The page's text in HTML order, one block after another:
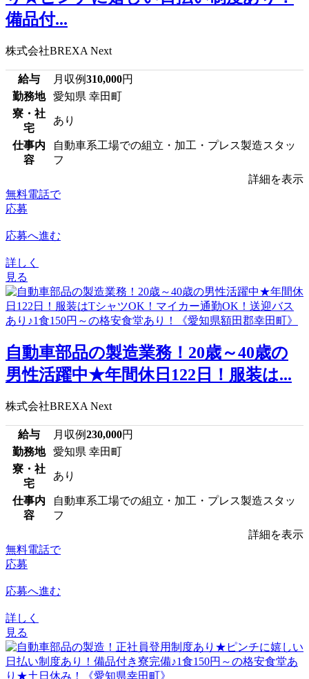
備品付...
株式会社BREXA Next
給与 月収例310,000円
勤務地
愛知県 幸田町
寮・社
宅
あり
仕事内
容
自動車系工場での組立・加工・プレス製造スタッ
フ
詳細を表示
無料電話で
応募
応募へ進む
詳しく
見る
自動車部品の製造業務！20歳～40歳の
男性活躍中★年間休日122日！服装は...
株式会社BREXA Next
給与 月収例230,000円
勤務地
愛知県 幸田町
寮・社
宅
あり
仕事内
容
自動車系工場での組立・加工・プレス製造スタッ
フ
詳細を表示
無料電話で
応募
応募へ進む
詳しく
見る